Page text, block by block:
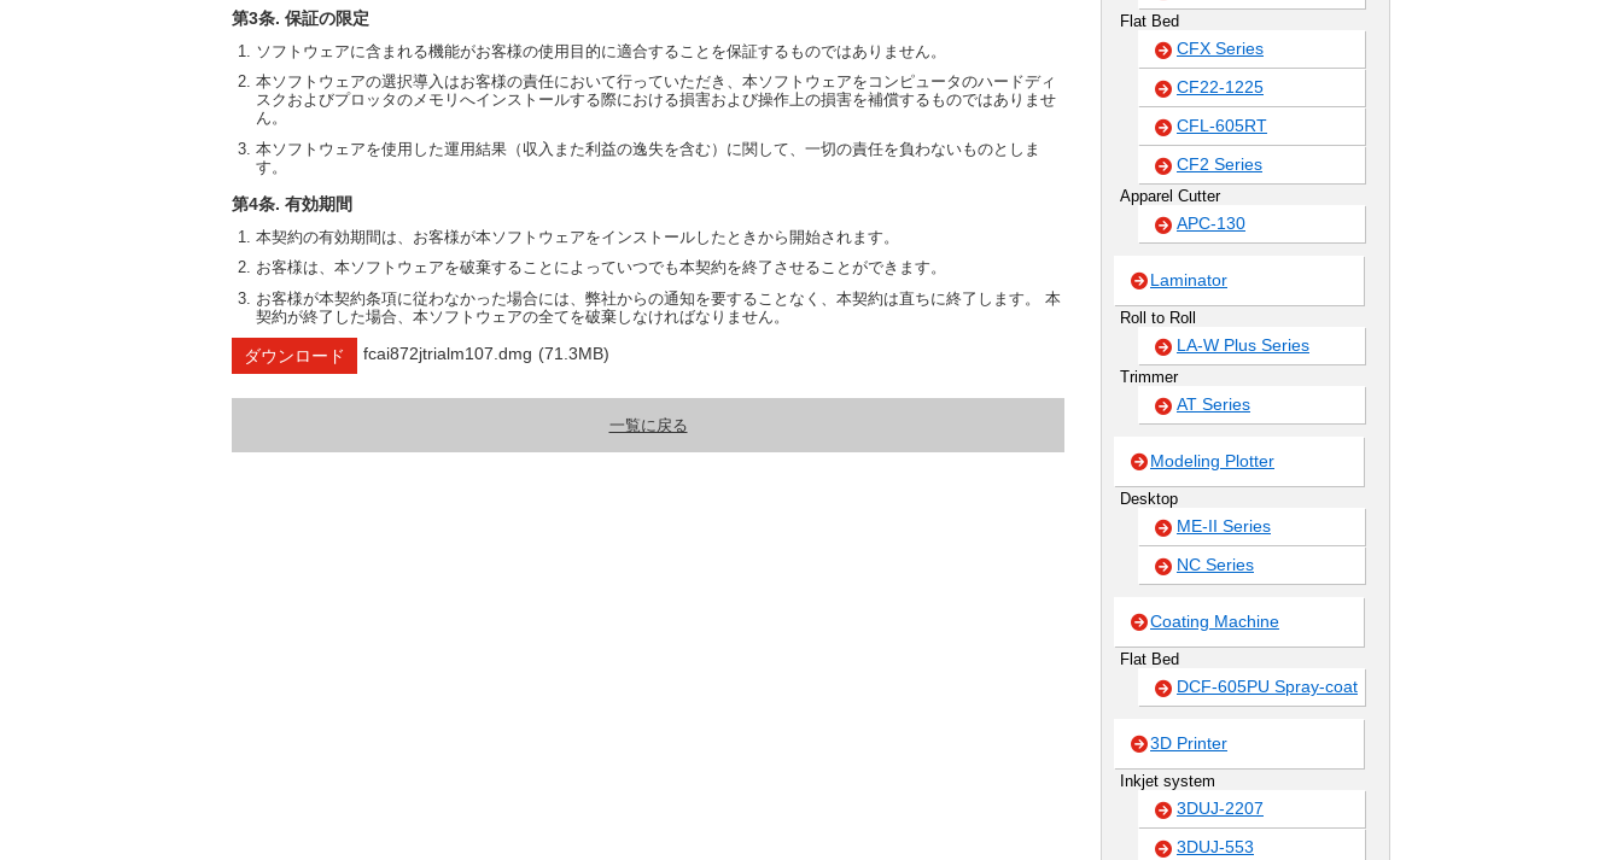
第3条. 保証の限定
ソフトウェアに含まれる機能がお客様の使用目的に適合することを保証するものではありません。
本ソフトウェアの選択導入はお客様の責任において行っていただき、本ソフトウェアをコンピュータのハードディ
スクおよびプロッタのメモリへインストールする際における損害および操作上の損害を補償するものではありませ
ん。
本ソフトウェアを使用した運用結果（収入また利益の逸失を含む）に関して、一切の責任を負わないものとしま
す。
第4条. 有効期間
本契約の有効期間は、お客様が本ソフトウェアをインストールしたときから開始されます。
お客様は、本ソフトウェアを破棄することによっていつでも本契約を終了させることができます。
お客様が本契約条項に従わなかった場合には、弊社からの通知を要することなく、本契約は直ちに終了します。 本
契約が終了した場合、本ソフトウェアの全てを破棄しなければなりません。
ダウンロード fcai872jtrialm107.dmg (71.3MB)
一覧に戻る
Flat Bed
CFX Series
CF22-1225
CFL-605RT
CF2 Series
Apparel Cutter
APC-130
Laminator
Roll to Roll
LA-W Plus Series
Trimmer
AT Series
Modeling Plotter
Desktop
ME-II Series
NC Series
Coating Machine
Flat Bed
DCF-605PU Spray-coat
3D Printer
Inkjet system
3DUJ-2207
3DUJ-553